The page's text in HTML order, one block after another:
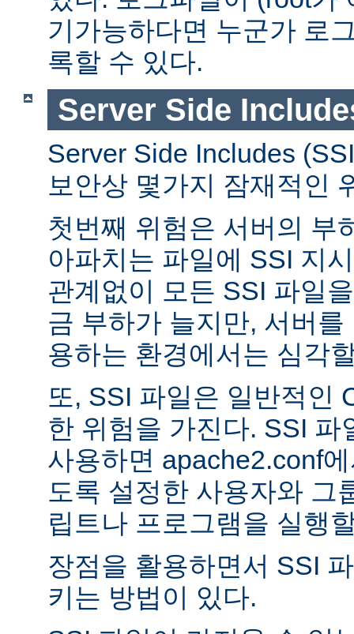
기가능하다면 누군가 로
록할 수 있다.
Server Side
Server Side Includes
보안상 몇가지 잠재적인
첫번째 위험은 서버의 부
아파치는 파일에 SSI 지
관계없이 모든 SSI 파일
금 부하가 늘지만, 서버
용하는 환경에서는 심각
또, SSI 파일은 일반적인
한 위험을 가진다. SSI 파
사용하면 apache2.conf
도록 설정한 사용자와 그
립트나 프로그램을 실행
장점을 활용하면서 SSI
키는 방법이 있다.